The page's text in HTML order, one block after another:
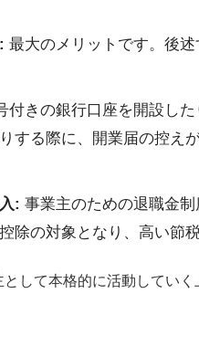
最大のメリットです。後
付きの銀行口座を開設し
する際に、開業届の控え
: 事業主のための退職金
除の対象となり、高い節
して本格的に活動してい